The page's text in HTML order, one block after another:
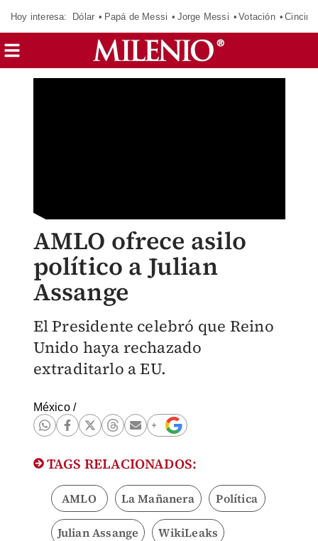
Hoy interesa: Dólar Papá de Messi Jorge Messi Votación
AMLO ofrece asilo
político a Julian
Assange
El Presidente celebró que Reino
Unido haya rechazado
extraditarlo a EU.
México/
TAGS RELACIONADOS:
AMLO La Mañanera Política
Julian Assange WikiLeaks